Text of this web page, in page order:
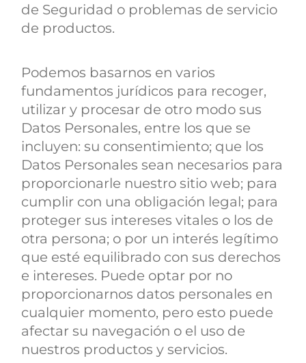
de Seguridad o problemas de servicio
de productos.
Podemos basarnos en varios
fundamentos jurídicos para recoger,
utilizar y procesar de otro modo sus
Datos Personales, entre los que se
incluyen: su consentimiento; que los
Datos Personales sean necesarios para
proporcionarle nuestro sitio web; para
cumplir con una obligación legal; para
proteger sus intereses vitales o los de
otra persona; o por un interés legítimo
que esté equilibrado con sus derechos
e intereses. Puede optar por no
proporcionarnos datos personales en
cualquier momento, pero esto puede
afectar su navegación o el uso de
nuestros productos y servicios.